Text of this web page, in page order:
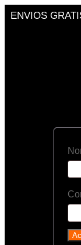
ENVIOS